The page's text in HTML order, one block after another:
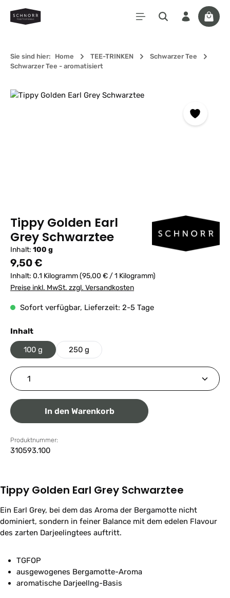
Zum Hauptinhalt springen
Sie sind hier: Home TEE-TRINKEN
Schwarzer Tee
Schwarzer Tee - aromatisiert
Bildergalerie überspringen
Tippy Golden Earl
Grey Schwarztee
Inhalt: 100 g
Regulärer Preis:
9,50 €
Inhalt: 0.1 Kilogramm(95,00 € / 1 Kilogramm)
Preise inkl. MwSt. zzgl. Versandkosten
Sofort verfügbar, Lieferzeit: 2-5 Tage
Inhaltauswählen
100 g 250 g
Produkt Anzahl: Gib den gewünschten Wert ein
In den Warenkorb
Produktnummer:
310593.100
Tippy Golden Earl Grey Schwarztee
Ein Earl Grey, bei dem das Aroma der Bergamotte nicht
dominiert, sondern in feiner Balance mit dem edelen Flavour
des zarten Darjeelingtees auftritt.
TGFOP
ausgewogenes Bergamotte-Aroma
aromatische Darjeellng-Basis